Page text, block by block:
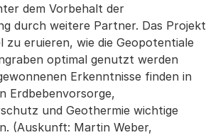
dem Vorbehalt der
durch weitere Partner. Das Projekt
zu eruieren, wie die Geopotentiale
optimal genutzt werden
Erkenntnisse finden in
Erdbebenvorsorge,
und Geothermie wichtige
(Auskunft: Martin Weber,